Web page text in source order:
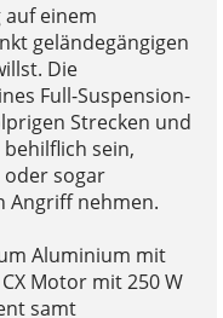
einem
geländegängigen
Die
Full-Suspension-
Strecken und
sein,
sogar
Angriff nehmen.
Aluminium mit
Motor mit 250 W
samt